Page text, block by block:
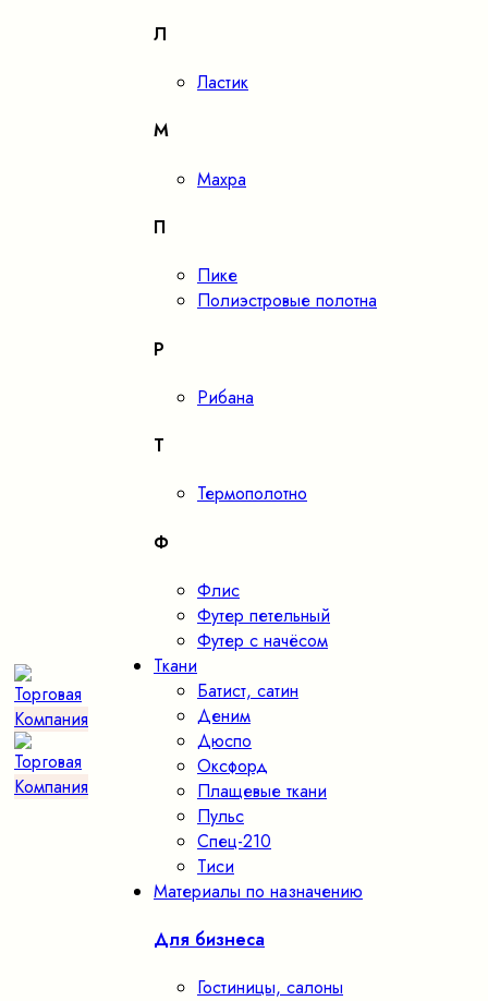
Л
Ластик
М
Махра
П
Пике
Полиэстровые полотна
Р
Рибана
Т
Термополотно
Ф
Флис
Футер петельный
Футер с начёсом
Ткани
Батист, сатин
Деним
Дюспо
Оксфорд
Плащевые ткани
Пульс
Спец-210
Тиси
Материалы по назначению
Для бизнеса
Гостиницы, салоны